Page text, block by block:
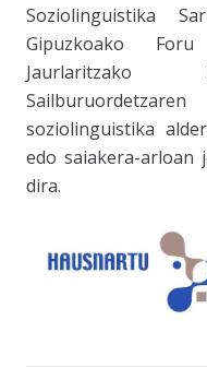
Soziolinguistika
Gipuzkoako
Jaurlaritzako
soziolinguistika
edo saiakera-arloan
dira.